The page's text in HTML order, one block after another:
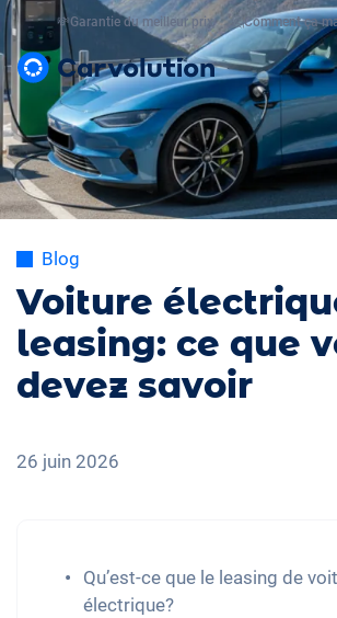
💸Garantie du meilleur prix 🤔Comment ça
Blog
Voiture
leasing: ce que
devez savoir
26 juin 2026
Qu’est-ce que le leasing de
électrique?